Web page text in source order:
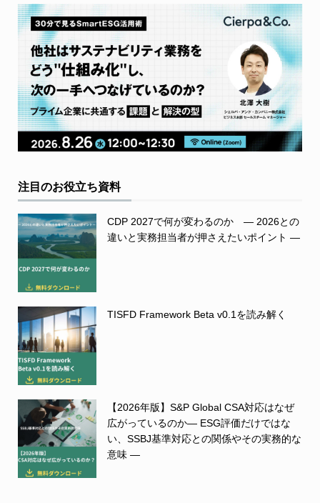
注目のお役立ち資料
CDP 2027で何が変わるのか ― 2026との
違いと実務担当者が押さえたいポイント ―
TISFD Framework Beta v0.1を読み解く
【2026年版】S&P Global CSA対応はなぜ
広がっているのか― ESG評価だけではな
い、SSBJ基準対応との関係やその実務的な
意味 ―